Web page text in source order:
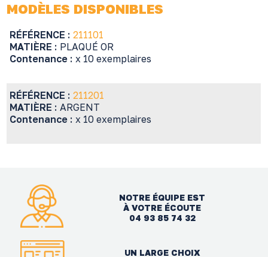
MODÈLES DISPONIBLES
RÉFÉRENCE : 211101
MATIÈRE : PLAQUÉ OR
Contenance : x 10 exemplaires
RÉFÉRENCE : 211201
MATIÈRE : ARGENT
Contenance : x 10 exemplaires
NOTRE ÉQUIPE EST
À VOTRE ÉCOUTE
04 93 85 74 32
UN LARGE CHOIX